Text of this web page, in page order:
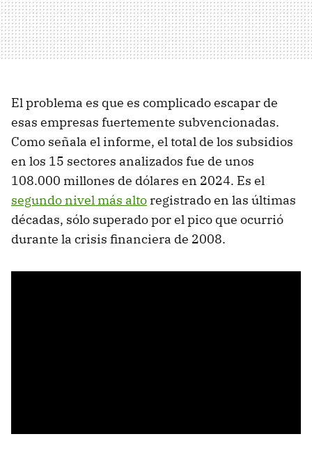
El problema es que es complicado escapar de
esas empresas fuertemente subvencionadas.
Como señala el informe, el total de los subsidios
en los 15 sectores analizados fue de unos
108.000 millones de dólares en 2024. Es el
segundo nivel más alto registrado en las últimas
décadas, sólo superado por el pico que ocurrió
durante la crisis financiera de 2008.